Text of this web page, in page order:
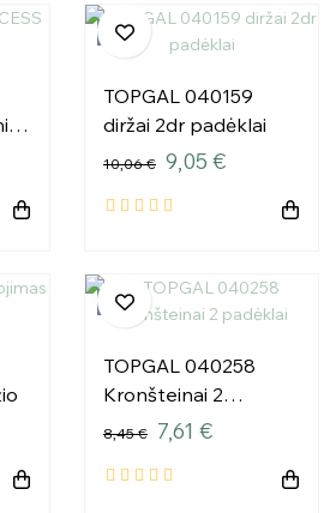
−10%
TOPGAL 040159
diržai 2dr padėklai
10,06 € 9,05 €
−10%
TOPGAL 040258
Kronšteinai 2
padėklai
8,45 € 7,61 €